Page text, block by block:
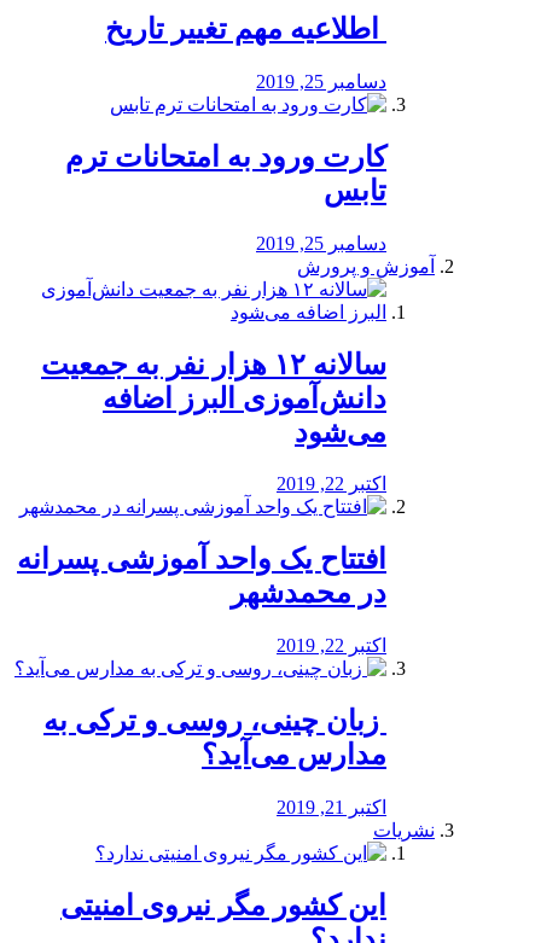
️ اطلاعیه مهم تغییر تاریخ
دسامبر 25, 2019
کارت ورود به امتحانات ترم
تابس
دسامبر 25, 2019
آموزش و پرورش
️سالانه ۱۲ هزار نفر به جمعیت
دانش‌آموزی البرز اضافه
می‌شود
اکتبر 22, 2019
افتتاح یک واحد آموزشی پسرانه
در محمدشهر
اکتبر 22, 2019
️ زبان چینی، روسی و ترکی به
مدارس می‌آید؟
اکتبر 21, 2019
نشریات
این کشور مگر نیروی امنیتی